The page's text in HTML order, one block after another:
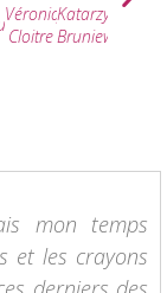
Véronique
Cloitre
Katarzyna
Bruniewska
mon temps
et les crayons